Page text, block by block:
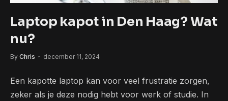
Laptop kapot in Den Haag? Wat
nu?
By Chris december 11, 2024
Een kapotte laptop kan voor veel frustratie zorgen,
zeker als je deze nodig hebt voor werk of studie. In